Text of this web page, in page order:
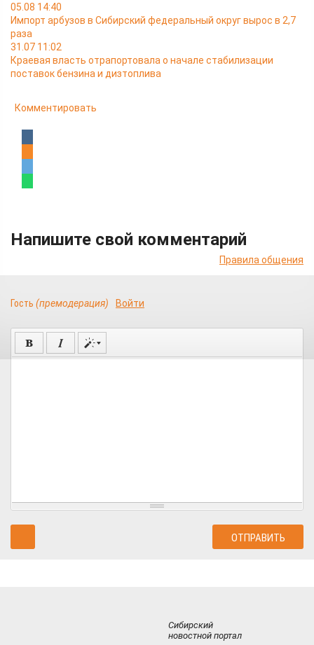
05.08 14:40
Импорт арбузов в Сибирский федеральный округ вырос в 2,7
раза
31.07 11:02
Краевая власть отрапортовала о начале стабилизации
поставок бензина и дизтоплива
Комментировать
Напишите свой комментарий
Правила общения
Гость (премодерация) Войти
Сибирский
новостной портал